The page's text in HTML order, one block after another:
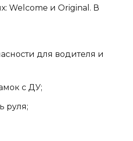
Welcome и Original. В
для водителя и
с ДУ;
руля;